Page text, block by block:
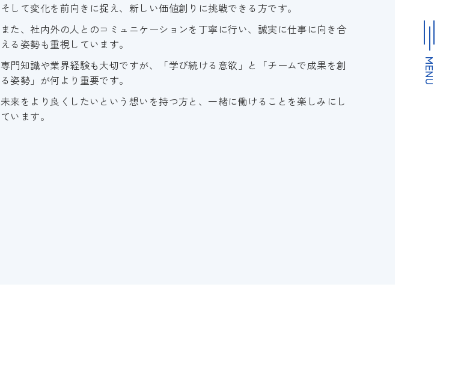
そして変化を前向きに捉え、新しい価値創りに挑戦できる方です。
また、社内外の人とのコミュニケーションを丁寧に行い、誠実に仕事に向き合
える姿勢も重視しています。
専門知識や業界経験も大切ですが、「学び続ける意欲」と「チームで成果を創
る姿勢」が何より重要です。
未来をより良くしたいという想いを持つ方と、一緒に働けることを楽しみにし
ています。